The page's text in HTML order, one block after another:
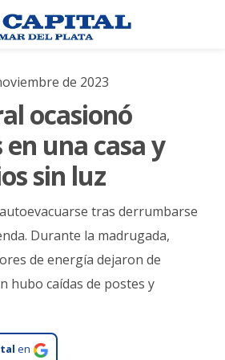
de 2023
ocasionó
una casa y
sin luz
tras derrumbarse
Durante la madrugada,
de energía dejaron de
hubo caídas de postes y
en